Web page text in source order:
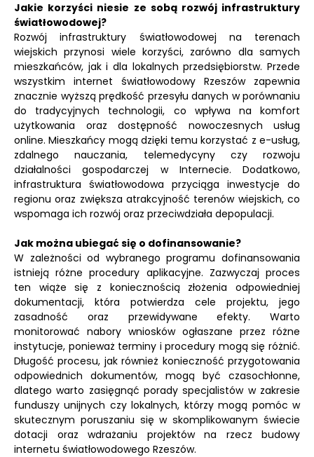
Jakie korzyści niesie ze sobą rozwój infrastruktury
światłowodowej?
Rozwój infrastruktury światłowodowej na terenach
wiejskich przynosi wiele korzyści, zarówno dla samych
mieszkańców, jak i dla lokalnych przedsiębiorstw. Przede
wszystkim internet światłowodowy Rzeszów zapewnia
znacznie wyższą prędkość przesyłu danych w porównaniu
do tradycyjnych technologii, co wpływa na komfort
użytkowania oraz dostępność nowoczesnych usług
online. Mieszkańcy mogą dzięki temu korzystać z e-usług,
zdalnego nauczania, telemedycyny czy rozwoju
działalności gospodarczej w Internecie. Dodatkowo,
infrastruktura światłowodowa przyciąga inwestycje do
regionu oraz zwiększa atrakcyjność terenów wiejskich, co
wspomaga ich rozwój oraz przeciwdziała depopulacji.
Jak można ubiegać się o dofinansowanie?
W zależności od wybranego programu dofinansowania
istnieją różne procedury aplikacyjne. Zazwyczaj proces
ten wiąże się z koniecznością złożenia odpowiedniej
dokumentacji, która potwierdza cele projektu, jego
zasadność oraz przewidywane efekty. Warto
monitorować nabory wniosków ogłaszane przez różne
instytucje, ponieważ terminy i procedury mogą się różnić.
Długość procesu, jak również konieczność przygotowania
odpowiednich dokumentów, mogą być czasochłonne,
dlatego warto zasięgnąć porady specjalistów w zakresie
funduszy unijnych czy lokalnych, którzy mogą pomóc w
skutecznym poruszaniu się w skomplikowanym świecie
dotacji oraz wdrażaniu projektów na rzecz budowy
internetu światłowodowego Rzeszów.